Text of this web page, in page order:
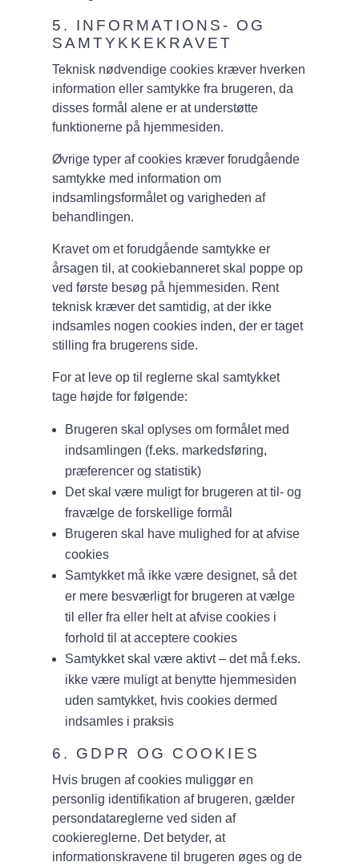
5. INFORMATIONS- OG
SAMTYKKEKRAVET
Teknisk nødvendige cookies kræver hverken
information eller samtykke fra brugeren, da
disses formål alene er at understøtte
funktionerne på hjemmesiden.
Øvrige typer af cookies kræver forudgående
samtykke med information om
indsamlingsformålet og varigheden af
behandlingen.
Kravet om et forudgående samtykke er
årsagen til, at cookiebanneret skal poppe op
ved første besøg på hjemmesiden. Rent
teknisk kræver det samtidig, at der ikke
indsamles nogen cookies inden, der er taget
stilling fra brugerens side.
For at leve op til reglerne skal samtykket
tage højde for følgende:
Brugeren skal oplyses om formålet med
indsamlingen (f.eks. markedsføring,
præferencer og statistik)
Det skal være muligt for brugeren at til- og
fravælge de forskellige formål
Brugeren skal have mulighed for at afvise
cookies
Samtykket må ikke være designet, så det
er mere besværligt for brugeren at vælge
til eller fra eller helt at afvise cookies i
forhold til at acceptere cookies
Samtykket skal være aktivt – det må f.eks.
ikke være muligt at benytte hjemmesiden
uden samtykket, hvis cookies dermed
indsamles i praksis
6. GDPR OG COOKIES
Hvis brugen af cookies muliggør en
personlig identifikation af brugeren, gælder
persondatareglerne ved siden af
cookiereglerne. Det betyder, at
informationskravene til brugeren øges og de